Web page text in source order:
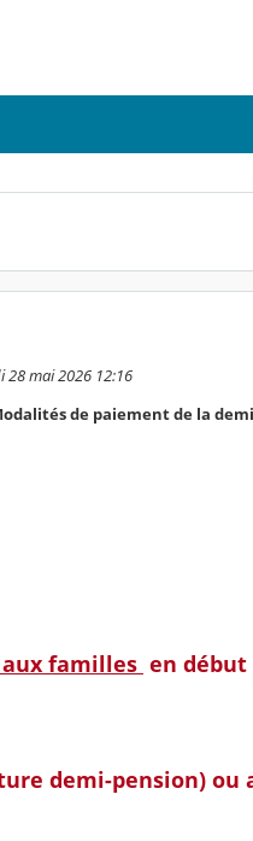
28 mai 2026 12:16
de paiement de la
familles en
demi-pension)